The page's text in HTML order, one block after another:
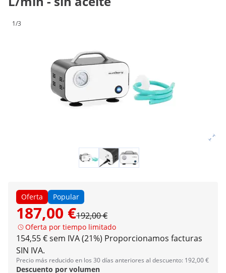
1/3
Oferta Popular
187,00 €192,00 €
Oferta por tiempo limitado
154,55 € sem IVA (21%) Proporcionamos facturas
SIN IVA.
Precio más reducido en los 30 días anteriores al descuento: 192,00 €
Descuento por volumen